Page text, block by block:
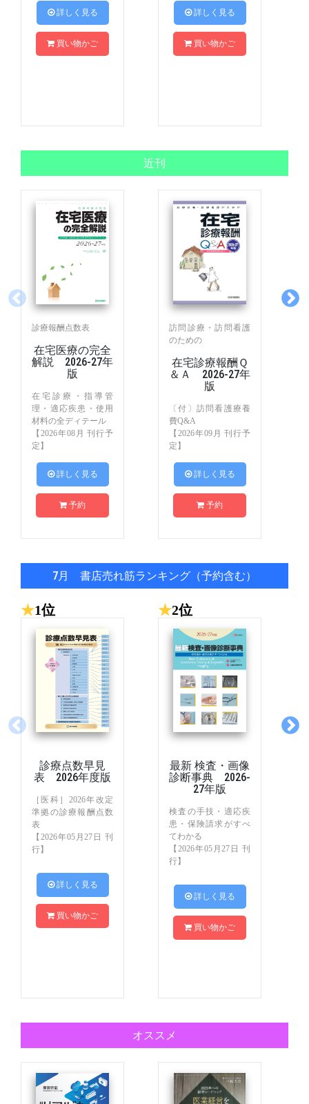
 詳しく見る
買い物かご
 詳しく見る
買い物かご
近刊
診療報酬点数表
在宅医療の完全
解説 2026-27年
版
在宅診療・指導管
理・適応疾患・使用
材料の全ディテール
【2026年08月 刊行予
定】
 詳しく見る
予約
訪問診療・訪問看護
のための
在宅診療報酬Ｑ
＆Ａ 2026-27年
版
〔付〕訪問看護療養
費Q&A
【2026年09月 刊行予
定】
 詳しく見る
予約
7月 書店売れ筋ランキング（予約含む）
★1位
診療点数早見
表 2026年度版
［医科］2026年改定
準拠の診療報酬点数
表
【2026年05月27日 刊
行】
 詳しく見る
買い物かご
★2位
最新 検査・画像
診断事典 2026-
27年版
検査の手技・適応疾
患・保険請求がすべ
てわかる
【2026年05月27日 刊
行】
 詳しく見る
買い物かご
オススメ